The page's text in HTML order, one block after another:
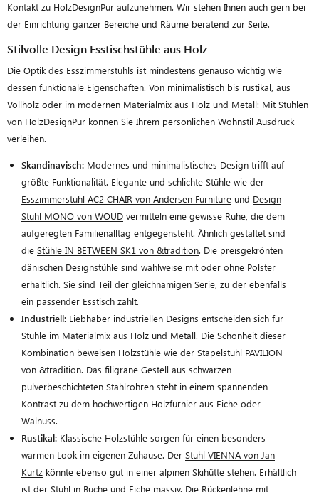
Kontakt zu HolzDesignPur aufzunehmen. Wir stehen Ihnen auch gern bei
der Einrichtung ganzer Bereiche und Räume beratend zur Seite.
Stilvolle Design Esstischstühle aus Holz
Die Optik des Esszimmerstuhls ist mindestens genauso wichtig wie
dessen funktionale Eigenschaften. Von minimalistisch bis rustikal, aus
Vollholz oder im modernen Materialmix aus Holz und Metall: Mit Stühlen
von HolzDesignPur können Sie Ihrem persönlichen Wohnstil Ausdruck
verleihen.
Skandinavisch: Modernes und minimalistisches Design trifft auf
größte Funktionalität. Elegante und schlichte Stühle wie der
Esszimmerstuhl AC2 CHAIR von Andersen Furniture und Design
Stuhl MONO von WOUD vermitteln eine gewisse Ruhe, die dem
aufgeregten Familienalltag entgegensteht. Ähnlich gestaltet sind
die Stühle IN BETWEEN SK1 von &tradition. Die preisgekrönten
dänischen Designstühle sind wahlweise mit oder ohne Polster
erhältlich. Sie sind Teil der gleichnamigen Serie, zu der ebenfalls
ein passender Esstisch zählt.
Industriell: Liebhaber industriellen Designs entscheiden sich für
Stühle im Materialmix aus Holz und Metall. Die Schönheit dieser
Kombination beweisen Holzstühle wie der Stapelstuhl PAVILION
von &tradition. Das filigrane Gestell aus schwarzen
pulverbeschichteten Stahlrohren steht in einem spannenden
Kontrast zu dem hochwertigen Holzfurnier aus Eiche oder
Walnuss.
Rustikal: Klassische Holzstühle sorgen für einen besonders
warmen Look im eigenen Zuhause. Der Stuhl VIENNA von Jan
Kurtz könnte ebenso gut in einer alpinen Skihütte stehen. Erhältlich
ist der Stuhl in Buche und Eiche massiv. Die Rückenlehne mit